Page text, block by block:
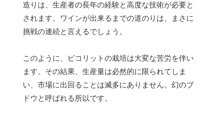
造りは、生産者の長年の経験と高度な技術が必要と
されます。ワインが出来るまでの道のりは、まさに
挑戦の連続と言えるでしょう。
このように、ピコリットの栽培は大変な苦労を伴い
ます。その結果、生産量は必然的に限られてしま
い、市場に出回ることは滅多にありません。幻のブ
ドウと呼ばれる所以です。